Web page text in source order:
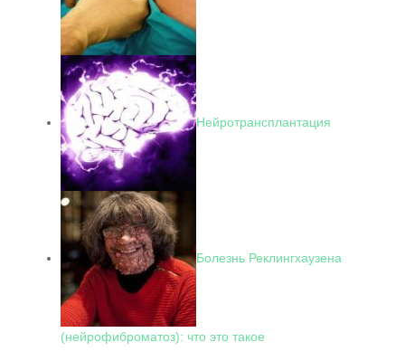
Нейротрансплантация
Болезнь Реклингхаузена
(нейрофиброматоз): что это такое